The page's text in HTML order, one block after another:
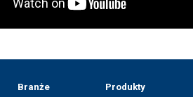
Branże
Produkty